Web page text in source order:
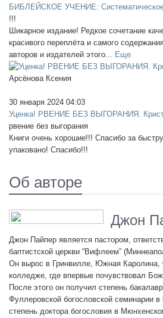
БИБЛЕЙСКОЕ УЧЕНИЕ: Систематическое
!!!
Шикарное издание! Редкое сочетание
красивого переплёта и самого
авторов и издателей этого...
Еще
Арсёнова Ксения
30 января 2024 04:03
Уценка! РВЕНИЕ БЕЗ ВЫГОРАНИЯ.
рвение без выгорания
Книги очень хорошие!!! Спасибо за
упаковано! Спасибо!!!
Об авторе
Джон
Джон Пайпер является пастором,
баптистской церкви “Вифлеем”
Он вырос в Гринвилле, Южная Каролина,
колледже, где впервые почувствовал
После этого он получил степень
Фуллеровской богословской семинарии
степень доктора богословия в